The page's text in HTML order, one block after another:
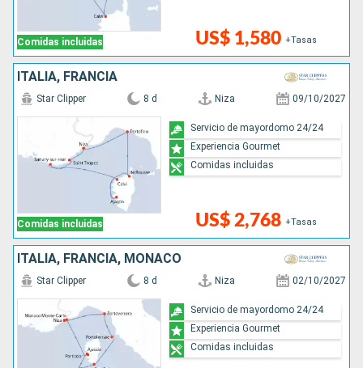
Comidas incluidas US$ 1,580 +Tasas
ITALIA, FRANCIA
Comidas incluidas
Star Clipper 8 d Niza 09/10/2027
US$ 2,768 +Tasas
Servicio de mayordomo 24/24
Experiencia Gourmet
Comidas incluidas
ITALIA, FRANCIA, MONACO
Star Clipper 8 d Niza 02/10/2027
Servicio de mayordomo 24/24
Experiencia Gourmet
Comidas incluidas